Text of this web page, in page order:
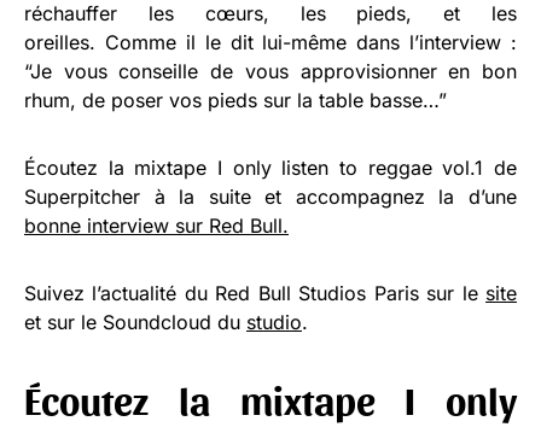
réchauffer les cœurs, les pieds, et les
oreilles. Comme il le dit lui-même dans l’interview :
“Je vous conseille de vous approvisionner en bon
rhum, de poser vos pieds sur la table basse…”
Écoutez la mixtape I only listen to reggae vol.1 de
Superpitcher à la suite et accompagnez la d’une
bonne interview sur Red Bull.
Suivez l’actualité du Red Bull Studios Paris sur le site
et sur le Soundcloud du studio.
Écoutez la mixtape I only